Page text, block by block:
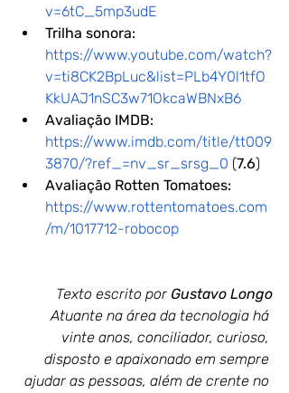
v=6tC_5mp3udE
Trilha sonora:
https://www.youtube.com/watch?
v=ti8CK2BpLuc&list=PLb4Y0l1tfO
KkUAJ1nSC3w71OkcaWBNxB6
Avaliação IMDB:
https://www.imdb.com/title/tt009
3870/?ref_=nv_sr_srsg_0 (7.6)
Avaliação Rotten Tomatoes:
https://www.rottentomatoes.com
/m/1017712-robocop
Texto escrito por Gustavo Longo
Atuante na área da tecnologia há
vinte anos, conciliador, curioso,
disposto e apaixonado em sempre
ajudar as pessoas, além de crente no